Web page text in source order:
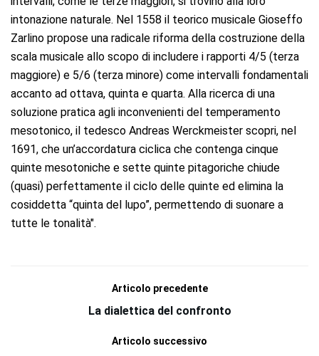
intonazione naturale. Nel 1558 il teorico musicale Gioseffo
Zarlino propose una radicale riforma della costruzione della
scala musicale allo scopo di includere i rapporti 4/5 (terza
maggiore) e 5/6 (terza minore) come intervalli fondamentali
accanto ad ottava, quinta e quarta. Alla ricerca di una
soluzione pratica agli inconvenienti del temperamento
mesotonico, il tedesco Andreas Werckmeister scopri, nel
1691, che un’accordatura ciclica che contenga cinque
quinte mesotoniche e sette quinte pitagoriche chiude
(quasi) perfettamente il ciclo delle quinte ed elimina la
cosiddetta “quinta del lupo”, permettendo di suonare a
tutte le tonalità".
Articolo precedente
La dialettica del confronto
Articolo successivo